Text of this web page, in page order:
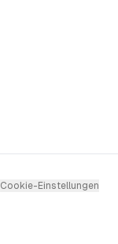
Cookie-Einstellungen